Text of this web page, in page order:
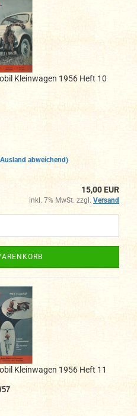
Kleinwagen 1956 Heft 10
abweichend)
15,00 EUR
inkl. 7% MwSt. zzgl. Versand
Kleinwagen 1956 Heft 11